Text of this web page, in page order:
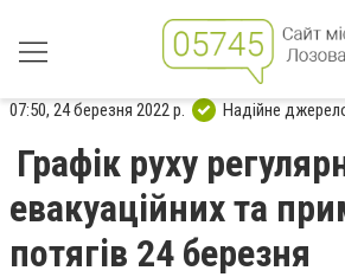
07:50, 24 березня 2022 р. Надійне
Графік руху
евакуаційних та
потягів 24 березня